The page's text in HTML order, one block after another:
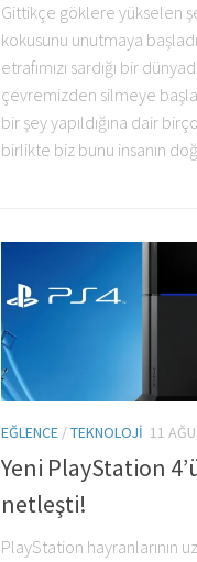
Gittikçe göklere yükselen
kokusunu unutmaya
etrafımızı sardığı bir
çevremizden silmeye
bir şey yapıldığına dair
birlikte biz bunu insanın
EĞLENCE /TEKNOLOJI 11
Yeni PlayStation
netleşti!
PlayStation hayranlarının